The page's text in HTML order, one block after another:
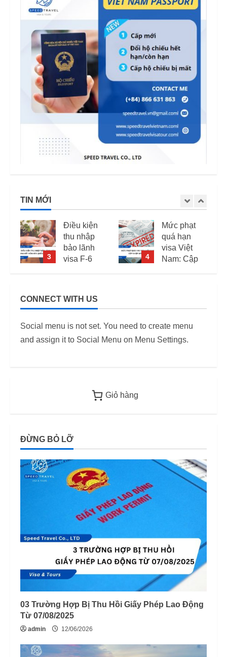
TIN MỚI
3
Điều kiện
thu nhập
bảo lãnh
visa F-6
Quy định
từ 2026
4
Mức phạt
quá hạn
visa Việt
Nam: Cập
CONNECT WITH US
Social menu is not set. You need to create menu
and assign it to Social Menu on Menu Settings.
Giỏ hàng
ĐỪNG BỎ LỠ
03 Trường Hợp Bị Thu Hồi Giấy Phép Lao Động
Từ 07/08/2025
admin 12/06/2026